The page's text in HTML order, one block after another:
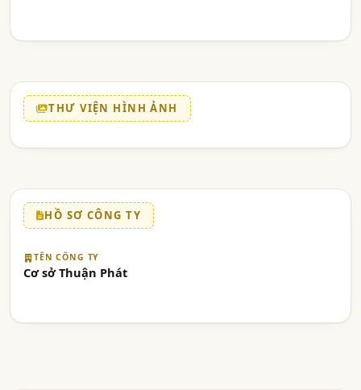
THƯ VIỆN HÌNH ẢNH
HỒ SƠ CÔNG TY
TÊN CÔNG TY
Cơ sở Thuận Phát